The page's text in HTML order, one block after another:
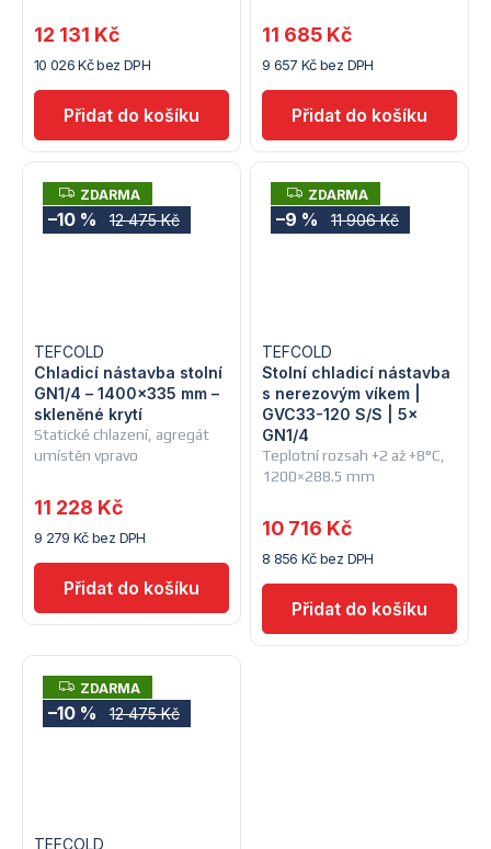
10 026 Kč bez DPH
12 131 Kč
9 657 Kč bez DPH
11 685 Kč
Z
D
A
R
ZDARMA
12 475 Kč
–10 %
Statické chlazení, agregát
umístěn vpravo
Chladicí nástavba stolní
GN1/4 – 1400x335 mm –
skleněné krytí
TEFCOLD
9 279 Kč bez DPH
11 228 Kč
Z
D
A
R
ZDARMA
11 906 Kč
–9 %
Teplotní rozsah +2 až +8°C,
1200×288.5 mm
Stolní chladicí nástavba
s nerezovým víkem |
GVC33-120 S/S | 5×
GN1/4
TEFCOLD
8 856 Kč bez DPH
10 716 Kč
Z
D
A
R
ZDARMA
12 475 Kč
–10 %
TEFCOLD